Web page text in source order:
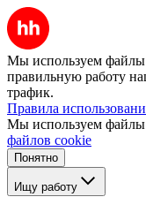
Мы используем файлы
правильную работу
трафик.
Правила
Мы используем файлы
файлов cookie
Понятно
Ищу работу